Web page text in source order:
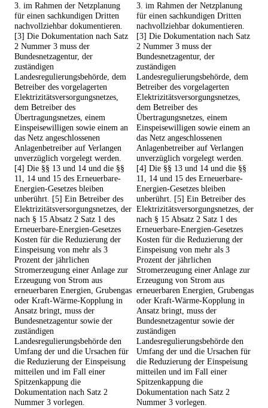
3. im Rahmen der Netzplanung
für einen sachkundigen Dritten
nachvollziehbar dokumentieren.
[3] Die Dokumentation nach Satz
2 Nummer 3 muss der
Bundesnetzagentur, der
zuständigen
Landesregulierungsbehörde, dem
Betreiber des vorgelagerten
Elektrizitätsversorgungsnetzes,
dem Betreiber des
Übertragungsnetzes, einem
Einspeisewilligen sowie einem an
das Netz angeschlossenen
Anlagenbetreiber auf Verlangen
unverzüglich vorgelegt werden.
[4] Die §§ 13 und 14 und die §§
11, 14 und 15 des Erneuerbare-
Energien-Gesetzes bleiben
unberührt. [5] Ein Betreiber des
Elektrizitätsversorgungsnetzes, der
nach § 15 Absatz 2 Satz 1 des
Erneuerbare-Energien-Gesetzes
Kosten für die Reduzierung der
Einspeisung von mehr als 3
Prozent der jährlichen
Stromerzeugung einer Anlage zur
Erzeugung von Strom aus
erneuerbaren Energien, Grubengas
oder Kraft-Wärme-Kopplung in
Ansatz bringt, muss der
Bundesnetzagentur sowie der
zuständigen
Landesregulierungsbehörde den
Umfang der und die Ursachen für
die Reduzierung der Einspeisung
mitteilen und im Fall einer
Spitzenkappung die
Dokumentation nach Satz 2
Nummer 3 vorlegen.
3. im Rahmen der Netzplanung
für einen sachkundigen Dritten
nachvollziehbar dokumentieren.
[3] Die Dokumentation nach Satz
2 Nummer 3 muss der
Bundesnetzagentur, der
zuständigen
Landesregulierungsbehörde, dem
Betreiber des vorgelagerten
Elektrizitätsversorgungsnetzes,
dem Betreiber des
Übertragungsnetzes, einem
Einspeisewilligen sowie einem an
das Netz angeschlossenen
Anlagenbetreiber auf Verlangen
unverzüglich vorgelegt werden.
[4] Die §§ 13 und 14 und die §§
11, 14 und 15 des Erneuerbare-
Energien-Gesetzes bleiben
unberührt. [5] Ein Betreiber des
Elektrizitätsversorgungsnetzes, der
nach § 15 Absatz 2 Satz 1 des
Erneuerbare-Energien-Gesetzes
Kosten für die Reduzierung der
Einspeisung von mehr als 3
Prozent der jährlichen
Stromerzeugung einer Anlage zur
Erzeugung von Strom aus
erneuerbaren Energien, Grubengas
oder Kraft-Wärme-Kopplung in
Ansatz bringt, muss der
Bundesnetzagentur sowie der
zuständigen
Landesregulierungsbehörde den
Umfang der und die Ursachen für
die Reduzierung der Einspeisung
mitteilen und im Fall einer
Spitzenkappung die
Dokumentation nach Satz 2
Nummer 3 vorlegen.